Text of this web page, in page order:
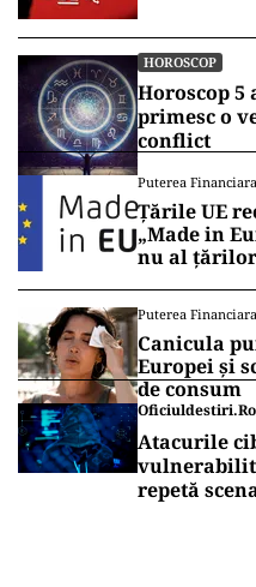
HOROSCOP
Horoscop 5
primesc o
conflict
Puterea Financiara
Țările UE
„Made in
nu al țărilor
Puterea Financiara
Canicula
Europei și
de consum
Oficiuldestiri.ro
Atacurile
repetă